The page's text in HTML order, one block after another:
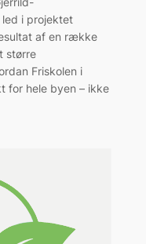
led i projektet
af en række
større
Friskolen i
for hele byen – ikke